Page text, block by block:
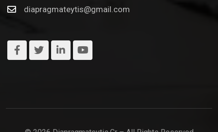
diapragmateytis@gmail.com